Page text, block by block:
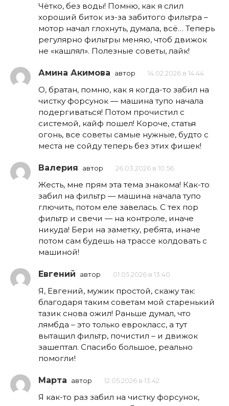
Чётко, без воды! Помню, как я слил
хороший биток из-за забитого фильтра –
мотор начал глохнуть, думала, всё… Теперь
регулярно фильтры меняю, чтоб движок
не «кашлял». Полезные советы, лайк!
Амина Акимова автор 14.02.2026 в 14:44
О, братан, помню, как я когда-то забил на
чистку форсунок — машина тупо начала
подергиваться! Потом прочистил с
системой, кайф пошел! Короче, статья
огонь, все советы самые нужные, будто с
места не сойду теперь без этих фишек!
Валерия автор 26.03.2026 в 10:56
Жесть, мне прям эта тема знакома! Как-то
забил на фильтр — машина начала тупо
глючить, потом еле завелась. С тех пор
фильтр и свечи — на контроле, иначе
никуда! Бери на заметку, ребята, иначе
потом сам будешь на трассе колдовать с
машиной!
Евгений автор 01.05.2026 в 13:40
Я, Евгений, мужик простой, скажу так:
благодаря таким советам мой старенький
тазик снова ожил! Раньше думал, что
лямбда – это только еврокласс, а тут
вытащил фильтр, почистил – и движок
зашептал. Спасибо большое, реально
помогли!
Марта автор 12.05.2026 в 13:42
Я как-то раз забил на чистку форсунок,